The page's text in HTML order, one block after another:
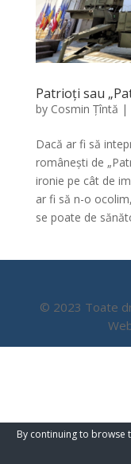
Patrioți sau
by Cosmin Țîntă |
Dacă ar fi să
românești de
ironie pe cât de
ar fi să n-o
se poate de
© 2023 Toate
By continuing to browse